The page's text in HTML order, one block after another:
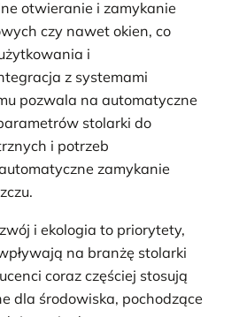
otwieranie i zamykanie
czy nawet okien, co
i
z systemami
pozwala na automatyczne
stolarki do
i potrzeb
zamykanie
i ekologia to priorytety,
na branżę stolarki
coraz częściej stosują
dla środowiska, pochodzące